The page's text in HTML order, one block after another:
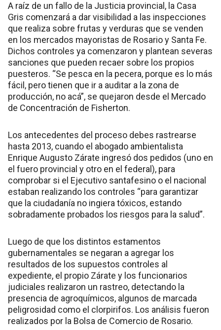
A raíz de un fallo de la Justicia provincial, la Casa
Gris comenzará a dar visibilidad a las inspecciones
que realiza sobre frutas y verduras que se venden
en los mercados mayoristas de Rosario y Santa Fe.
Dichos controles ya comenzaron y plantean severas
sanciones que pueden recaer sobre los propios
puesteros. “Se pesca en la pecera, porque es lo más
fácil, pero tienen que ir a auditar a la zona de
producción, no acá”, se quejaron desde el Mercado
de Concentración de Fisherton.
Los antecedentes del proceso debes rastrearse
hasta 2013, cuando el abogado ambientalista
Enrique Augusto Zárate ingresó dos pedidos (uno en
el fuero provincial y otro en el federal), para
comprobar si el Ejecutivo santafesino o el nacional
estaban realizando los controles “para garantizar
que la ciudadanía no ingiera tóxicos, estando
sobradamente probados los riesgos para la salud”.
Luego de que los distintos estamentos
gubernamentales se negaran a agregar los
resultados de los supuestos controles al
expediente, el propio Zárate y los funcionarios
judiciales realizaron un rastreo, detectando la
presencia de agroquímicos, algunos de marcada
peligrosidad como el clorpirifos. Los análisis fueron
realizados por la Bolsa de Comercio de Rosario.